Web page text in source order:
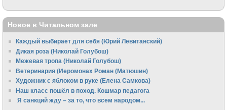
Новое в Читальном зале
Каждый выбирает для себя (Юрий Левитанский)
Дикая роза (Николай Голубош)
Межевая тропа (Николай Голубош)
Ветеринария (Иеромонах Роман (Матюшин)
Художник с яблоком в руке (Елена Самкова)
Наш класс пошёл в поход. Кошмар педагога
Я санкций жду – за то, что всем народом...